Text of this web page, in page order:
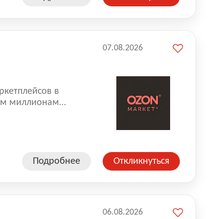
в
миллионам
сети, где
Ozon
Подробнее
07.08.2026
Откликнуться
06.08.2026